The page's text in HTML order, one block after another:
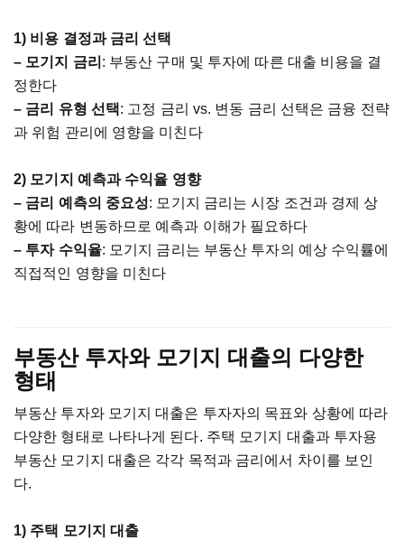
1) 비용 결정과 금리 선택
– 모기지 금리 : 부동산 구매 및 투자에 따른 대출 비용을 결
정한다
– 금리 유형 선택: 고정 금리 vs. 변동 금리 선택은 금융 전략
과 위험 관리에 영향을 미친다
2) 모기지 예측과 수익율 영향
– 금리 예측의 중요성: 모기지 금리는 시장 조건과 경제 상
황에 따라 변동하므로 예측과 이해가 필요하다
– 투자 수익율: 모기지 금리는 부동산 투자의 예상 수익률에
직접적인 영향을 미친다
부동산 투자와 모기지 대출의 다양한
형태
부동산 투자와 모기지 대출은 투자자의 목표와 상황에 따라
다양한 형태로 나타나게 된다. 주택 모기지 대출과 투자용
부동산 모기지 대출은 각각 목적과 금리에서 차이를 보인
다.
1) 주택 모기지 대출